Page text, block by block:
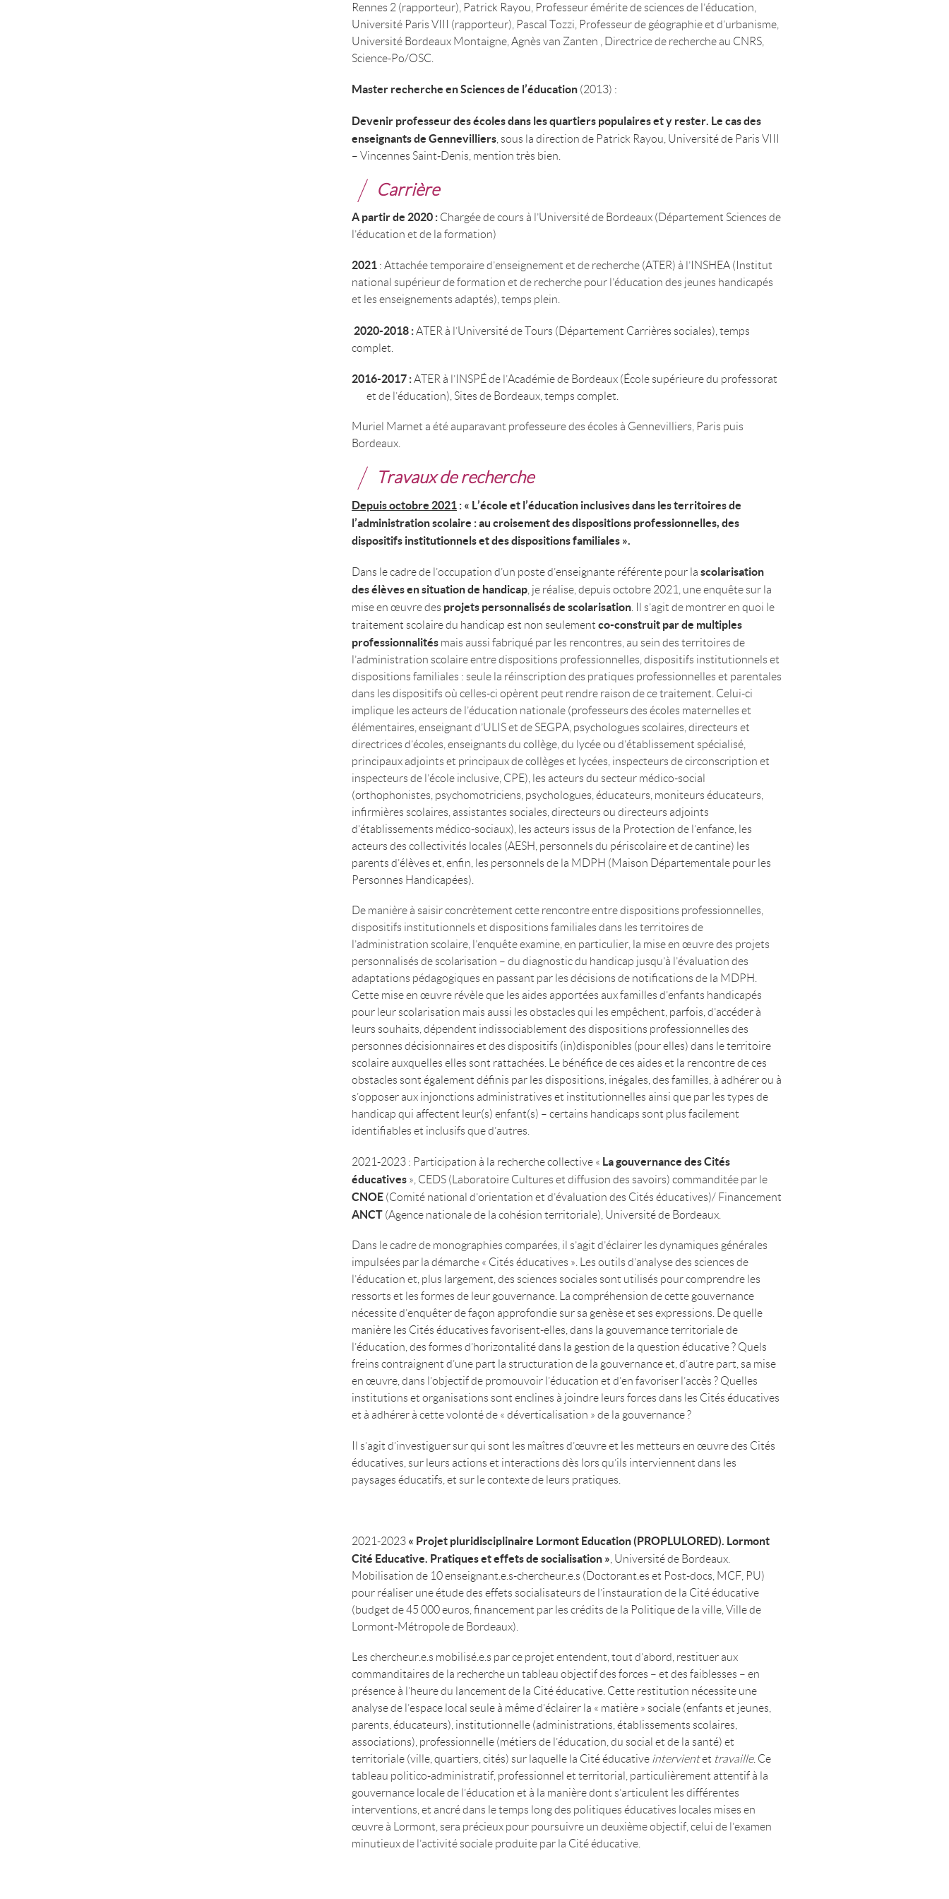
Rennes 2 (rapporteur), Patrick Rayou, Professeur émérite de sciences de l’éducation,
Université Paris VIII (rapporteur), Pascal Tozzi, Professeur de géographie et d’urbanisme,
Université Bordeaux Montaigne, Agnès van Zanten , Directrice de recherche au CNRS,
Science-Po/OSC.
Master recherche en Sciences de l’éducation (2013) :
Devenir professeur des écoles dans les quartiers populaires et y rester. Le cas des
enseignants de Gennevilliers , sous la direction de Patrick Rayou, Université de Paris VIII
– Vincennes Saint-Denis, mention très bien.
Carrière
A partir de 2020 : Chargée de cours à l’Université de Bordeaux (Département Sciences de
l’éducation et de la formation)
2021 : Attachée temporaire d’enseignement et de recherche (ATER) à l’INSHEA (Institut
national supérieur de formation et de recherche pour l’éducation des jeunes handicapés
et les enseignements adaptés), temps plein.
2020-2018 :ATER à l’Université de Tours (Département Carrières sociales), temps
complet.
2016-2017 :ATER à l’INSPÉ de l’Académie de Bordeaux (École supérieure du professorat
et de l’éducation), Sites de Bordeaux, temps complet.
Muriel Marnet a été auparavant professeure des écoles à Gennevilliers, Paris puis
Bordeaux.
Travaux de recherche
Depuis octobre 2021 : « L’école et l’éducation inclusives dans les territoires de
l’administration scolaire : au croisement des dispositions professionnelles, des
dispositifs institutionnels et des dispositions familiales ».
Dans le cadre de l’occupation d’un poste d’enseignante référente pour la scolarisation
des élèves en situation de handicap , je réalise, depuis octobre 2021, une enquête sur la
mise en œuvre des projets personnalisés de scolarisation . Il s’agit de montrer en quoi le
traitement scolaire du handicap est non seulement co-construit par de multiples
professionnalités mais aussi fabriqué par les rencontres, au sein des territoires de
l’administration scolaire entre dispositions professionnelles, dispositifs institutionnels et
dispositions familiales : seule la réinscription des pratiques professionnelles et parentales
dans les dispositifs où celles-ci opèrent peut rendre raison de ce traitement. Celui-ci
implique les acteurs de l’éducation nationale (professeurs des écoles maternelles et
élémentaires, enseignant d’ULIS et de SEGPA, psychologues scolaires, directeurs et
directrices d’écoles, enseignants du collège, du lycée ou d’établissement spécialisé,
principaux adjoints et principaux de collèges et lycées, inspecteurs de circonscription et
inspecteurs de l’école inclusive, CPE), les acteurs du secteur médico-social
(orthophonistes, psychomotriciens, psychologues, éducateurs, moniteurs éducateurs,
infirmières scolaires, assistantes sociales, directeurs ou directeurs adjoints
d’établissements médico-sociaux), les acteurs issus de la Protection de l’enfance, les
acteurs des collectivités locales (AESH, personnels du périscolaire et de cantine) les
parents d’élèves et, enfin, les personnels de la MDPH (Maison Départementale pour les
Personnes Handicapées).
De manière à saisir concrètement cette rencontre entre dispositions professionnelles,
dispositifs institutionnels et dispositions familiales dans les territoires de
l’administration scolaire, l’enquête examine, en particulier, la mise en œuvre des projets
personnalisés de scolarisation – du diagnostic du handicap jusqu’à l’évaluation des
adaptations pédagogiques en passant par les décisions de notifications de la MDPH.
Cette mise en œuvre révèle que les aides apportées aux familles d’enfants handicapés
pour leur scolarisation mais aussi les obstacles qui les empêchent, parfois, d’accéder à
leurs souhaits, dépendent indissociablement des dispositions professionnelles des
personnes décisionnaires et des dispositifs (in)disponibles (pour elles) dans le territoire
scolaire auxquelles elles sont rattachées. Le bénéfice de ces aides et la rencontre de ces
obstacles sont également définis par les dispositions, inégales, des familles, à adhérer ou à
s’opposer aux injonctions administratives et institutionnelles ainsi que par les types de
handicap qui affectent leur(s) enfant(s) – certains handicaps sont plus facilement
identifiables et inclusifs que d’autres.
2021-2023 : Participation à la recherche collective « La gouvernance des Cités
éducatives », CEDS (Laboratoire Cultures et diffusion des savoirs) commanditée par le
CNOE (Comité national d’orientation et d’évaluation des Cités éducatives)/ Financement
ANCT (Agence nationale de la cohésion territoriale), Université de Bordeaux.
Dans le cadre de monographies comparées, il s’agit d’éclairer les dynamiques générales
impulsées par la démarche « Cités éducatives ». Les outils d’analyse des sciences de
l’éducation et, plus largement, des sciences sociales sont utilisés pour comprendre les
ressorts et les formes de leur gouvernance. La compréhension de cette gouvernance
nécessite d’enquêter de façon approfondie sur sa genèse et ses expressions. De quelle
manière les Cités éducatives favorisent-elles, dans la gouvernance territoriale de
l’éducation, des formes d’horizontalité dans la gestion de la question éducative ? Quels
freins contraignent d’une part la structuration de la gouvernance et, d’autre part, sa mise
en œuvre, dans l’objectif de promouvoir l’éducation et d’en favoriser l’accès ? Quelles
institutions et organisations sont enclines à joindre leurs forces dans les Cités éducatives
et à adhérer à cette volonté de « déverticalisation » de la gouvernance ?
Il s’agit d’investiguer sur qui sont les maîtres d’œuvre et les metteurs en œuvre des Cités
éducatives, sur leurs actions et interactions dès lors qu’ils interviennent dans les
paysages éducatifs, et sur le contexte de leurs pratiques.
2021-2023 « Projet pluridisciplinaire Lormont Education (PROPLULORED). Lormont
Cité Educative. Pratiques et effets de socialisation » , Université de Bordeaux.
Mobilisation de 10 enseignant.e.s-chercheur.e.s (Doctorant.es et Post-docs, MCF, PU)
pour réaliser une étude des effets socialisateurs de l’instauration de la Cité éducative
(budget de 45 000 euros, financement par les crédits de la Politique de la ville, Ville de
Lormont-Métropole de Bordeaux).
Les chercheur.e.s mobilisé.e.s par ce projet entendent, tout d’abord, restituer aux
commanditaires de la recherche un tableau objectif des forces – et des faiblesses – en
présence à l’heure du lancement de la Cité éducative. Cette restitution nécessite une
analyse de l’espace local seule à même d’éclairer la « matière » sociale (enfants et jeunes,
parents, éducateurs), institutionnelle (administrations, établissements scolaires,
associations), professionnelle (métiers de l’éducation, du social et de la santé) et
territoriale (ville, quartiers, cités) sur laquelle la Cité éducative intervientet travaille. Ce
tableau politico-administratif, professionnel et territorial, particulièrement attentif à la
gouvernance locale de l’éducation et à la manière dont s’articulent les différentes
interventions, et ancré dans le temps long des politiques éducatives locales mises en
œuvre à Lormont, sera précieux pour poursuivre un deuxième objectif, celui de l’examen
minutieux de l’activité sociale produite par la Cité éducative.